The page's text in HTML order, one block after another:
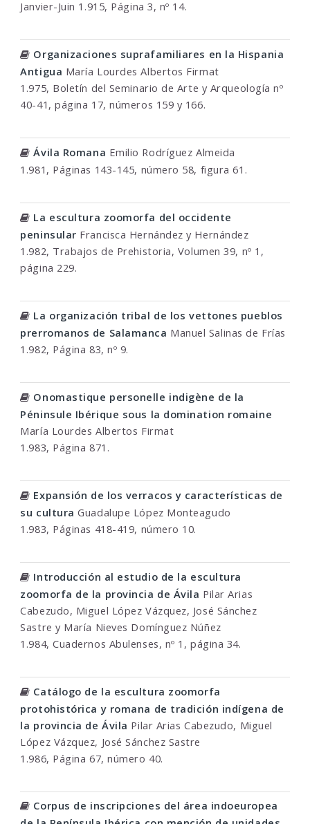
Janvier-Juin 1.915, Página 3, nº 14.
Organizaciones suprafamiliares en la Hispania
Antigua María Lourdes Albertos Firmat
1.975, Boletín del Seminario de Arte y Arqueología nº
40-41, página 17, números 159 y 166.
Ávila Romana Emilio Rodríguez Almeida
1.981, Páginas 143-145, número 58, figura 61.
La escultura zoomorfa del occidente
peninsular Francisca Hernández y Hernández
1.982, Trabajos de Prehistoria, Volumen 39, nº 1,
página 229.
La organización tribal de los vettones pueblos
prerromanos de Salamanca Manuel Salinas de Frías
1.982, Página 83, nº 9.
Onomastique personelle indigène de la
Péninsule Ibérique sous la domination romaine
María Lourdes Albertos Firmat
1.983, Página 871.
Expansión de los verracos y características de
su cultura Guadalupe López Monteagudo
1.983, Páginas 418-419, número 10.
Introducción al estudio de la escultura
zoomorfa de la provincia de Ávila Pilar Arias
Cabezudo, Miguel López Vázquez, José Sánchez
Sastre y María Nieves Domínguez Núñez
1.984, Cuadernos Abulenses, nº 1, página 34.
Catálogo de la escultura zoomorfa
protohistórica y romana de tradición indígena de
la provincia de Ávila Pilar Arias Cabezudo, Miguel
López Vázquez, José Sánchez Sastre
1.986, Página 67, número 40.
Corpus de inscripciones del área indoeuropea